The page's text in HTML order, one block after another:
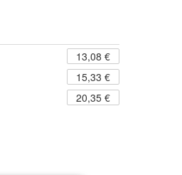
13,08 €
15,33 €
20,35 €